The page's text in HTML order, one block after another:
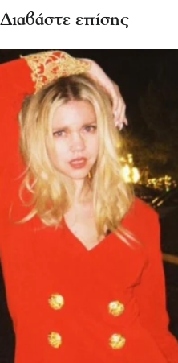
Διαβάστε επίσης